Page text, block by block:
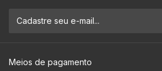
Meios de pagamento